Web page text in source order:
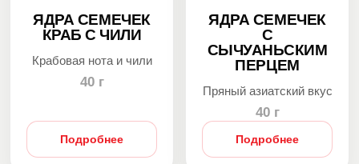
ЯДРА СЕМЕЧЕК
КРАБ С ЧИЛИ
Крабовая нота и чили
40 г
Подробнее
ЯДРА СЕМЕЧЕК
С
СЫЧУАНЬСКИМ
ПЕРЦЕМ
Пряный азиатский вкус
40 г
Подробнее